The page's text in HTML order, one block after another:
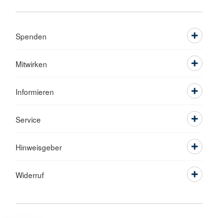
Spenden
Mitwirken
Informieren
Service
Hinweisgeber
Widerruf